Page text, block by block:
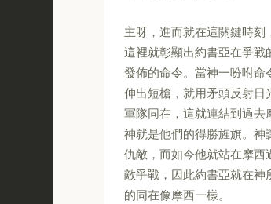
主呀，進而就在這關鍵時刻
這裡就彰顯出約書亞在爭
發佈的命令。當神一吩咐
伸出短槍，就用矛頭反射
軍隊同在，這就連結到過
神就是他們的得勝旌旗。
仇敵，而如今他就站在摩
敵爭戰，因此約書亞就在
的同在像摩西一樣。